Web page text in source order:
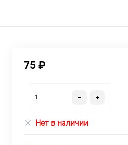
75 ₽
Нет в наличии